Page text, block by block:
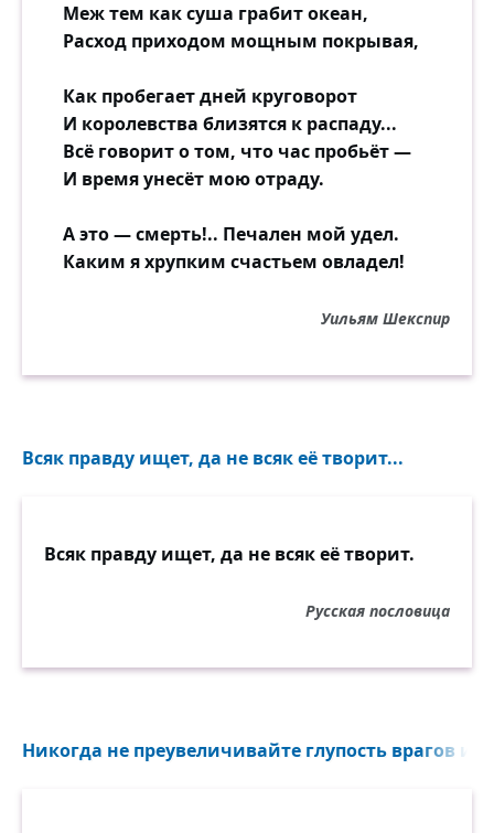
Меж тем как суша грабит океан,
Расход приходом мощным покрывая,
Как пробегает дней круговорот
И королевства близятся к распаду...
Всё говорит о том, что час пробьёт —
И время унесёт мою отраду.
А это — смерть!.. Печален мой удел.
Каким я хрупким счастьем овладел!
Уильям Шекспир
Всяк правду ищет, да не всяк её творит...
Всяк правду ищет, да не всяк её творит.
Русская пословица
Никогда не преувеличивайте глупость врагов и